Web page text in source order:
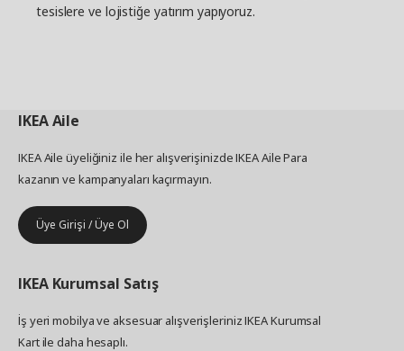
tesislere ve lojistiğe yatırım yapıyoruz.
IKEAAile
IKEA Aile üyeliğiniz ile her alışverişinizde IKEA Aile Para
kazanın ve kampanyaları kaçırmayın.
Üye Girişi / Üye Ol
IKEA Kurumsal Satış
İş yeri mobilya ve aksesuar alışverişleriniz IKEA Kurumsal
Kart ile daha hesaplı.